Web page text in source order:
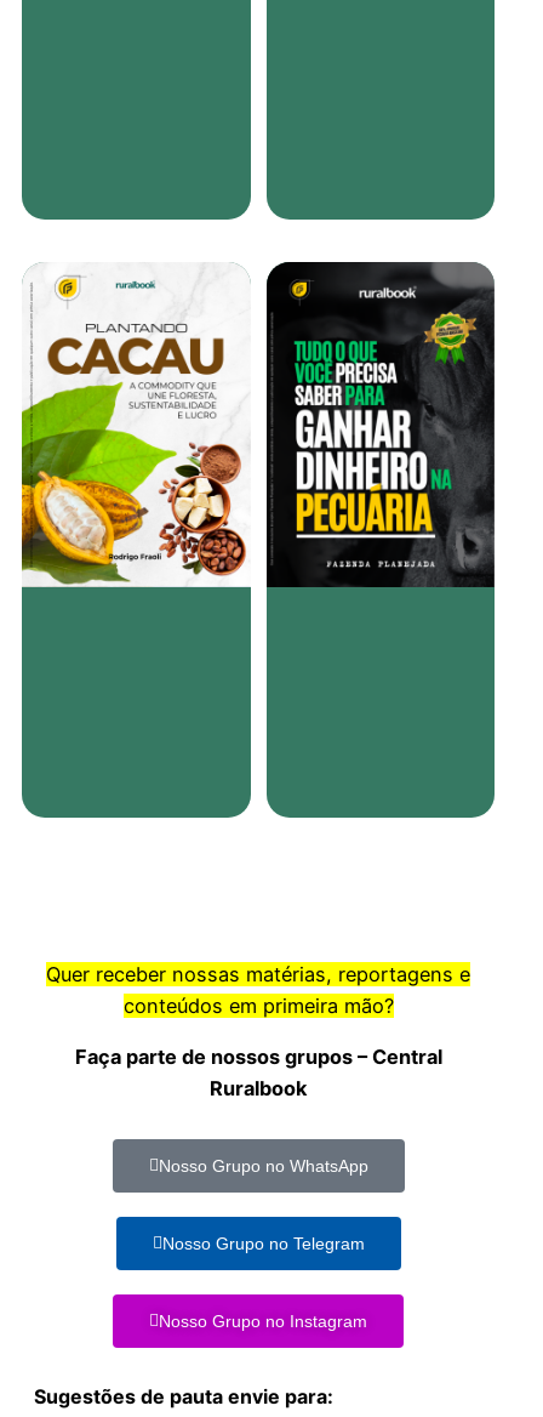
Quer receber nossas matérias, reportagens e
conteúdos em primeira mão?
Faça parte de nossos grupos – Central
Ruralbook
Nosso Grupo no WhatsApp
Nosso Grupo no Telegram
Nosso Grupo no Instagram
Sugestões de pauta envie para: